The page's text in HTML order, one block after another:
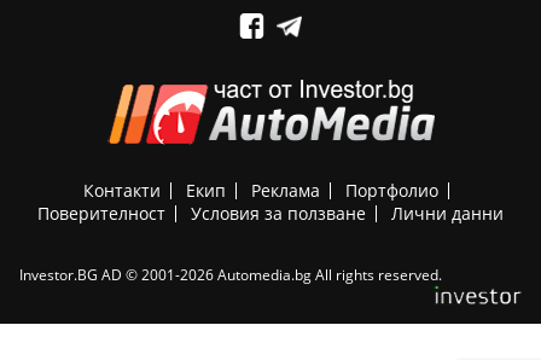
Контакти Екип Реклама
Портфолио
Поверителност
Условия за ползване Лични данни
Investor.BG AD © 2001-2026 Automedia.bg All rights reserved.